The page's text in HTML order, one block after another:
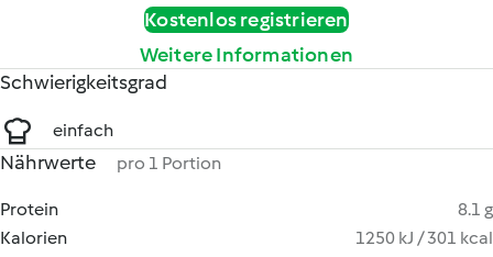
Kostenlos registrieren
Weitere Informationen
Schwierigkeitsgrad
einfach
Nährwerte pro 1 Portion
Protein
8.1 g
Kalorien
1250 kJ / 301 kcal